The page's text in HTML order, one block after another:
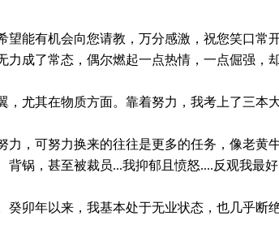
能有机会向您请教，万分感激，祝您笑口常
成了常态，偶尔燃起一点热情，一点倔强，
尤其在物质方面。靠着努力，我考上了三本
可努力换来的往往是更多的任务，像老黄
锅，甚至被裁员...我抑郁且愤怒....反观我最
卯年以来，我基本处于无业状态，也几乎断